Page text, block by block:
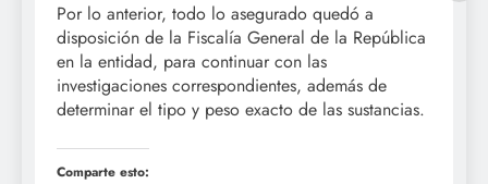
Por lo anterior, todo lo asegurado quedó a
disposición de la Fiscalía General de la República
en la entidad, para continuar con las
investigaciones correspondientes, además de
determinar el tipo y peso exacto de las sustancias.
Comparte esto: